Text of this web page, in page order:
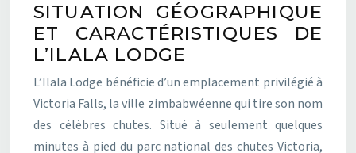
SITUATION GÉOGRAPHIQUE
ET CARACTÉRISTIQUES DE
L’ILALA LODGE
L’Ilala Lodge bénéficie d’un emplacement privilégié à
Victoria Falls, la ville zimbabwéenne qui tire son nom
des célèbres chutes. Situé à seulement quelques
minutes à pied du parc national des chutes Victoria,